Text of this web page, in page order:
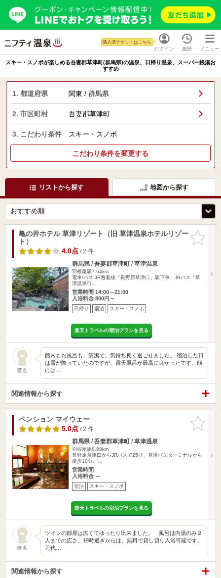
ログイン
購入済チケットはこちら
履歴 メニュー
スキー・スノボが楽しめる吾妻郡草津町(群馬県)の温泉、日帰り温泉、スーパー銭湯お
すすめ
1. 都道府県 関東 / 群馬県
2. 市区町村 吾妻郡草津町
3. こだわり条件 スキー・スノボ
こだわり条件を変更する
リストから探す 地図から探す
お気に入
りに追加
亀の井ホテル 草津リゾート（旧 草津温泉ホテルリゾー
ト）
4.0点/ 2 件
群馬県 / 吾妻郡草津町 / 草津温泉
羽根尾駅7.64km
電車/バス JR吾妻線「長野原草津口」駅下車、JRバス「草
津温泉行…
営業時間 14:00～21:00
入浴料金 800円～
日帰り 宿泊 スキー・スノボ
楽天トラベルの宿泊プランを見る
匿名
館内もお風呂も、清潔で、気持ち良く過ごせました。 宿泊した日
は雪が降っていたのですが、露天風呂が最高に良かったです。顔
には…
関連情報から探す
お気に入
りに追加
ペンション マイウェー
5.0点/ 2 件
群馬県 / 吾妻郡草津町 / 草津温泉
羽根尾駅8.08km
長野原草津口からJRバスで25分、草津バスターミナルから
徒歩10分。…
営業時間
入浴料金 ～
宿泊 スキー・スノボ
楽天トラベルの宿泊プランを見る
匿名
ツインの部屋は広くてゆったり出来ました。 風呂は内湯のみ２
人までの広さ。19時過ぎからは、無料で貸し切り入浴可能です。
万代…
関連情報から探す